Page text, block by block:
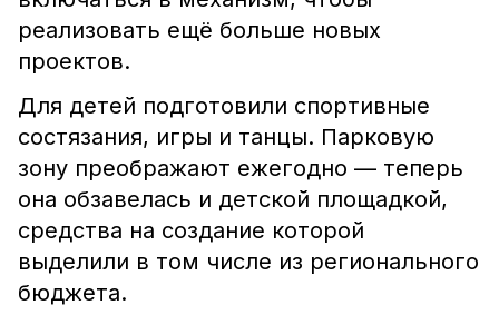
реализовать ещё больше новых
проектов.
Для детей подготовили спортивные
состязания, игры и танцы. Парковую
зону преображают ежегодно — теперь
она обзавелась и детской площадкой,
средства на создание которой
выделили в том числе из регионального
бюджета.